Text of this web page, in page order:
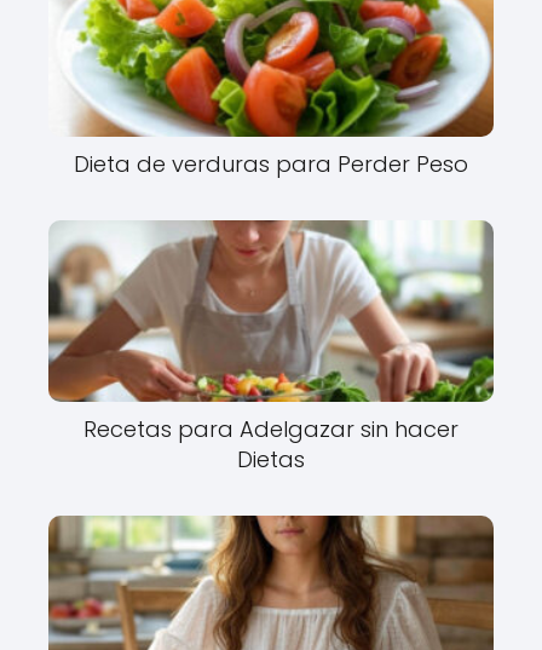
Dieta de verduras para Perder Peso
Recetas para Adelgazar sin hacer
Dietas